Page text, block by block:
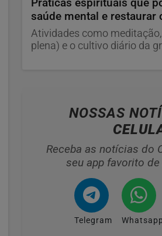
saúde mental e restaurar
Atividades como
plena) e o cultivo diário da
NOSSAS
Receba as notícias do
seu app favorito
Telegram Whatsapp